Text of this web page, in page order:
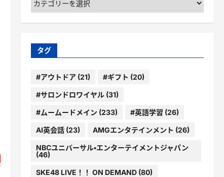
テ
ゴ
ー
タグ
#アウトドア(21) #ギフト (20)
#サロンドロワイヤル(31)
#ムームードメイン (233) #英語学習 (26)
AI英会話(23) AMGエンタテインメント (26)
NBCユニバーサル・エンターテイメントジャパン
(46)
SKE48 LIVE！！ ON DEMAND(80)